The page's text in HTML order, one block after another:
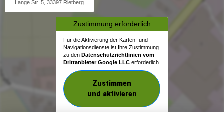
Lange Str. 5, 33397 Rietberg
Zustimmung erforderlich
Für die Aktivierung der Karten- und
Navigationsdienste ist Ihre Zustimmung
zu den Datenschutzrichtlinien vom
Drittanbieter Google LLC erforderlich.
Zustimmen
und aktivieren